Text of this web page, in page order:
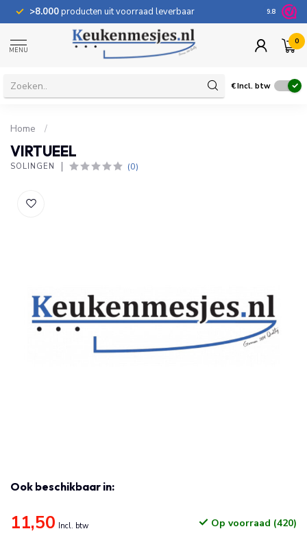
>8.000producten uit voorraad leverbaar 100
9.8
MENU
0
€Incl. btw
Home /
VIRTUEEL
SOLINGEN (0)
Ook beschikbaar in:
11,50 Incl. btw Op voorraad (420)